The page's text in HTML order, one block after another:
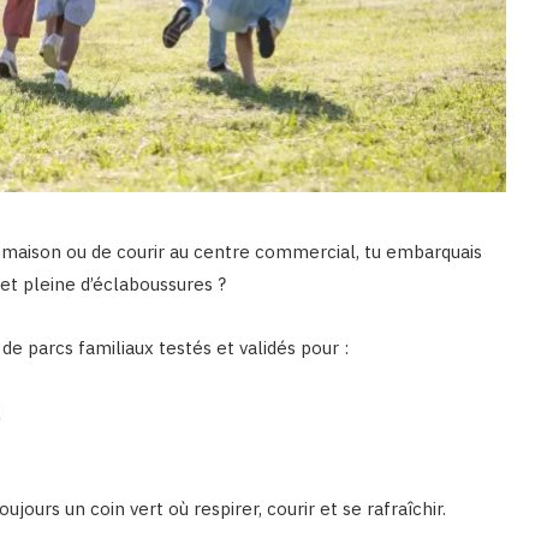
ou de courir au centre commercial, tu embarquais
pleine d’éclaboussures ?
parcs familiaux testés et validés pour :
un coin vert où respirer, courir et se rafraîchir.